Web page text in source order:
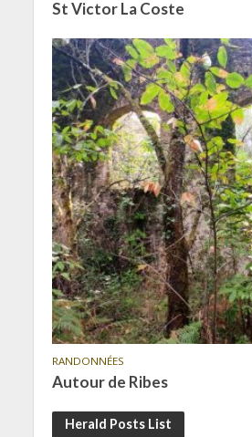
St Victor La Coste
RANDONNÉES
Autour de Ribes
Herald Posts List